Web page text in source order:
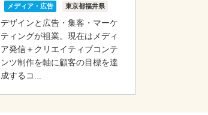
メディア・広告 東京都福井県
デザインと広告・集客・マーケ
ティングが祖業。現在はメディ
ア発信＋クリエイティブコンテ
ンツ制作を軸に顧客の目標を達
成するコ...